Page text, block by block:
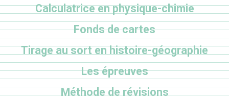
Calculatrice en physique-chimie
Fonds de cartes
Tirage au sort en histoire-géographie
Les épreuves
Méthode de révisions